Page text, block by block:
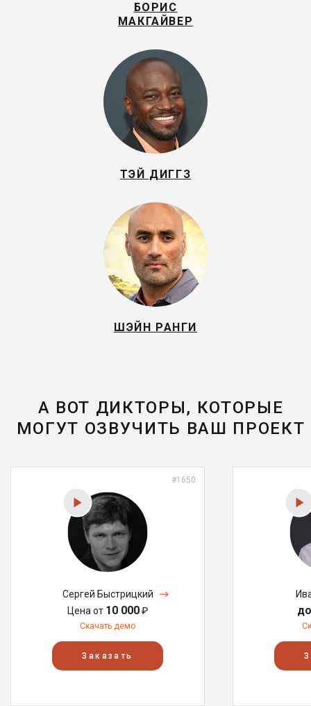
БОРИС
МАКГАЙВЕР
ТЭЙ ДИГГЗ
ШЭЙН РАНГИ
А ВОТ ДИКТОРЫ, КОТОРЫЕ
МОГУТ ОЗВУЧИТЬ ВАШ ПРОЕКТ
#1650
Сергей Быстрицкий
Цена от 10 000₽
Скачать демо
Заказать